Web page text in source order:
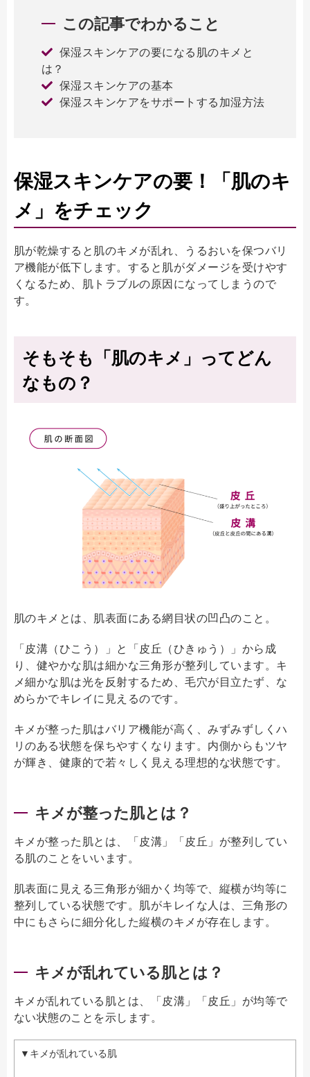
この記事でわかること
保湿スキンケアの要になる肌のキメと
は？
保湿スキンケアの基本
保湿スキンケアをサポートする加湿方法
保湿スキンケアの要！「肌のキ
メ」をチェック
肌が乾燥すると肌のキメが乱れ、うるおいを保つバリ
ア機能が低下します。すると肌がダメージを受けやす
くなるため、肌トラブルの原因になってしまうので
す。
そもそも「肌のキメ」ってどん
なもの？
肌のキメとは、肌表面にある網目状の凹凸のこと。
「皮溝（ひこう）」と「皮丘（ひきゅう）」から成
り、健やかな肌は細かな三角形が整列しています。キ
メ細かな肌は光を反射するため、毛穴が目立たず、な
めらかでキレイに見えるのです。
キメが整った肌はバリア機能が高く、みずみずしくハ
リのある状態を保ちやすくなります。内側からもツヤ
が輝き、健康的で若々しく見える理想的な状態です。
キメが整った肌とは？
キメが整った肌とは、「皮溝」「皮丘」が整列してい
る肌のことをいいます。
肌表面に見える三角形が細かく均等で、縦横が均等に
整列している状態です。肌がキレイな人は、三角形の
中にもさらに細分化した縦横のキメが存在します。
キメが乱れている肌とは？
キメが乱れている肌とは、「皮溝」「皮丘」が均等で
ない状態のことを示します。
▼キメが乱れている肌